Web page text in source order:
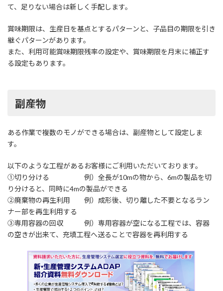
て、足りない場合は新しく手配します。
賞味期限は、生産日を基点とするパターンと、子品目の期限を引き
継ぐパターンがあります。
また、利用可能賞味期限残率の設定や、賞味期限を月末に補正す
る設定もあります。
副産物
ある作業で複数のモノができる場合は、副産物として設定しま
す。
以下のような工程があるお客様にご利用いただいております。
①切り分ける 例）全長が10mの物から、6mの製品を切
り分けると、同時に4mの製品ができる
②廃棄物の再生利用 例）成形後、切り離した不要となるラン
ナー部を再生利用する
③専用容器の回収 例）専用容器が空になる工程では、容器
の空きが出来て、充填工程へ送ることで容器を再利用する